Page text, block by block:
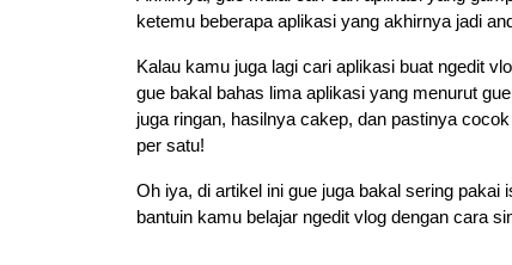
ketemu beberapa aplikasi yang akhirnya jadi
Kalau kamu juga lagi cari aplikasi buat ngedit
gue bakal bahas lima aplikasi yang menurut
juga ringan, hasilnya cakep, dan pastinya
per satu!
Oh iya, di artikel ini gue juga bakal sering pakai
bantuin kamu belajar ngedit vlog dengan cara